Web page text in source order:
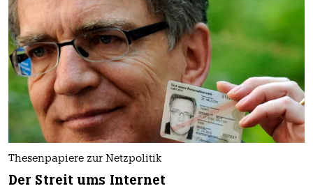
Thesenpapiere zur Netzpolitik
Der Streit ums Internet